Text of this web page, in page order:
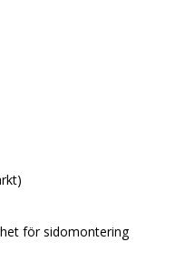
för sidomontering